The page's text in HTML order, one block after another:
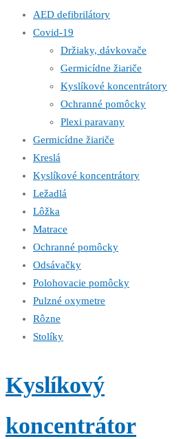
AED defibrilátory
Covid-19
Držiaky, dávkovače
Germicídne žiariče
Kyslíkové koncentrátory
Ochranné pomôcky
Plexi paravany
Germicídne žiariče
Kreslá
Kyslíkové koncentrátory
Ležadlá
Lôžka
Matrace
Ochranné pomôcky
Odsávačky
Polohovacie pomôcky
Pulzné oxymetre
Rôzne
Stolíky
Kyslíkový
koncentrátor